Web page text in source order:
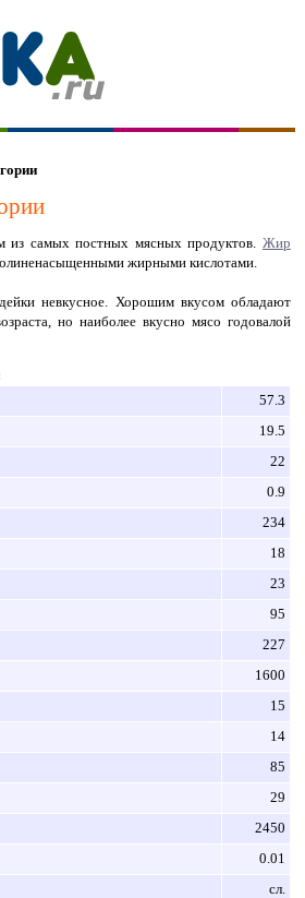
из самых постных мясных продуктов. Жир
жирными кислотами.
невкусное. Хорошим вкусом обладают
но наиболее вкусно мясо годовалой
57.3
19.5
22
0.9
234
18
23
95
227
1600
15
14
85
29
2450
0.01
сл.